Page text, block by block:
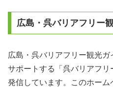
広島・呉バリアフリー
広島・呉バリアフリー観光
サポートする「呉バリアフ
発信しています。このホー